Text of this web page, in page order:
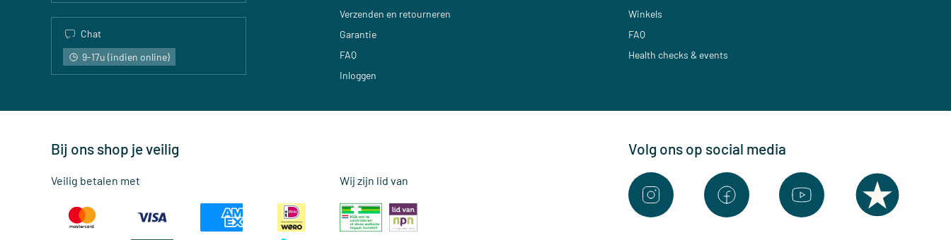
Chat
9-17u (indien online)
Verzenden en retourneren
Garantie
FAQ
Inloggen
Winkels
FAQ
Health checks & events
Bij ons shop je veilig
Veilig betalen met Wij zijn lid van
Volg ons op social media